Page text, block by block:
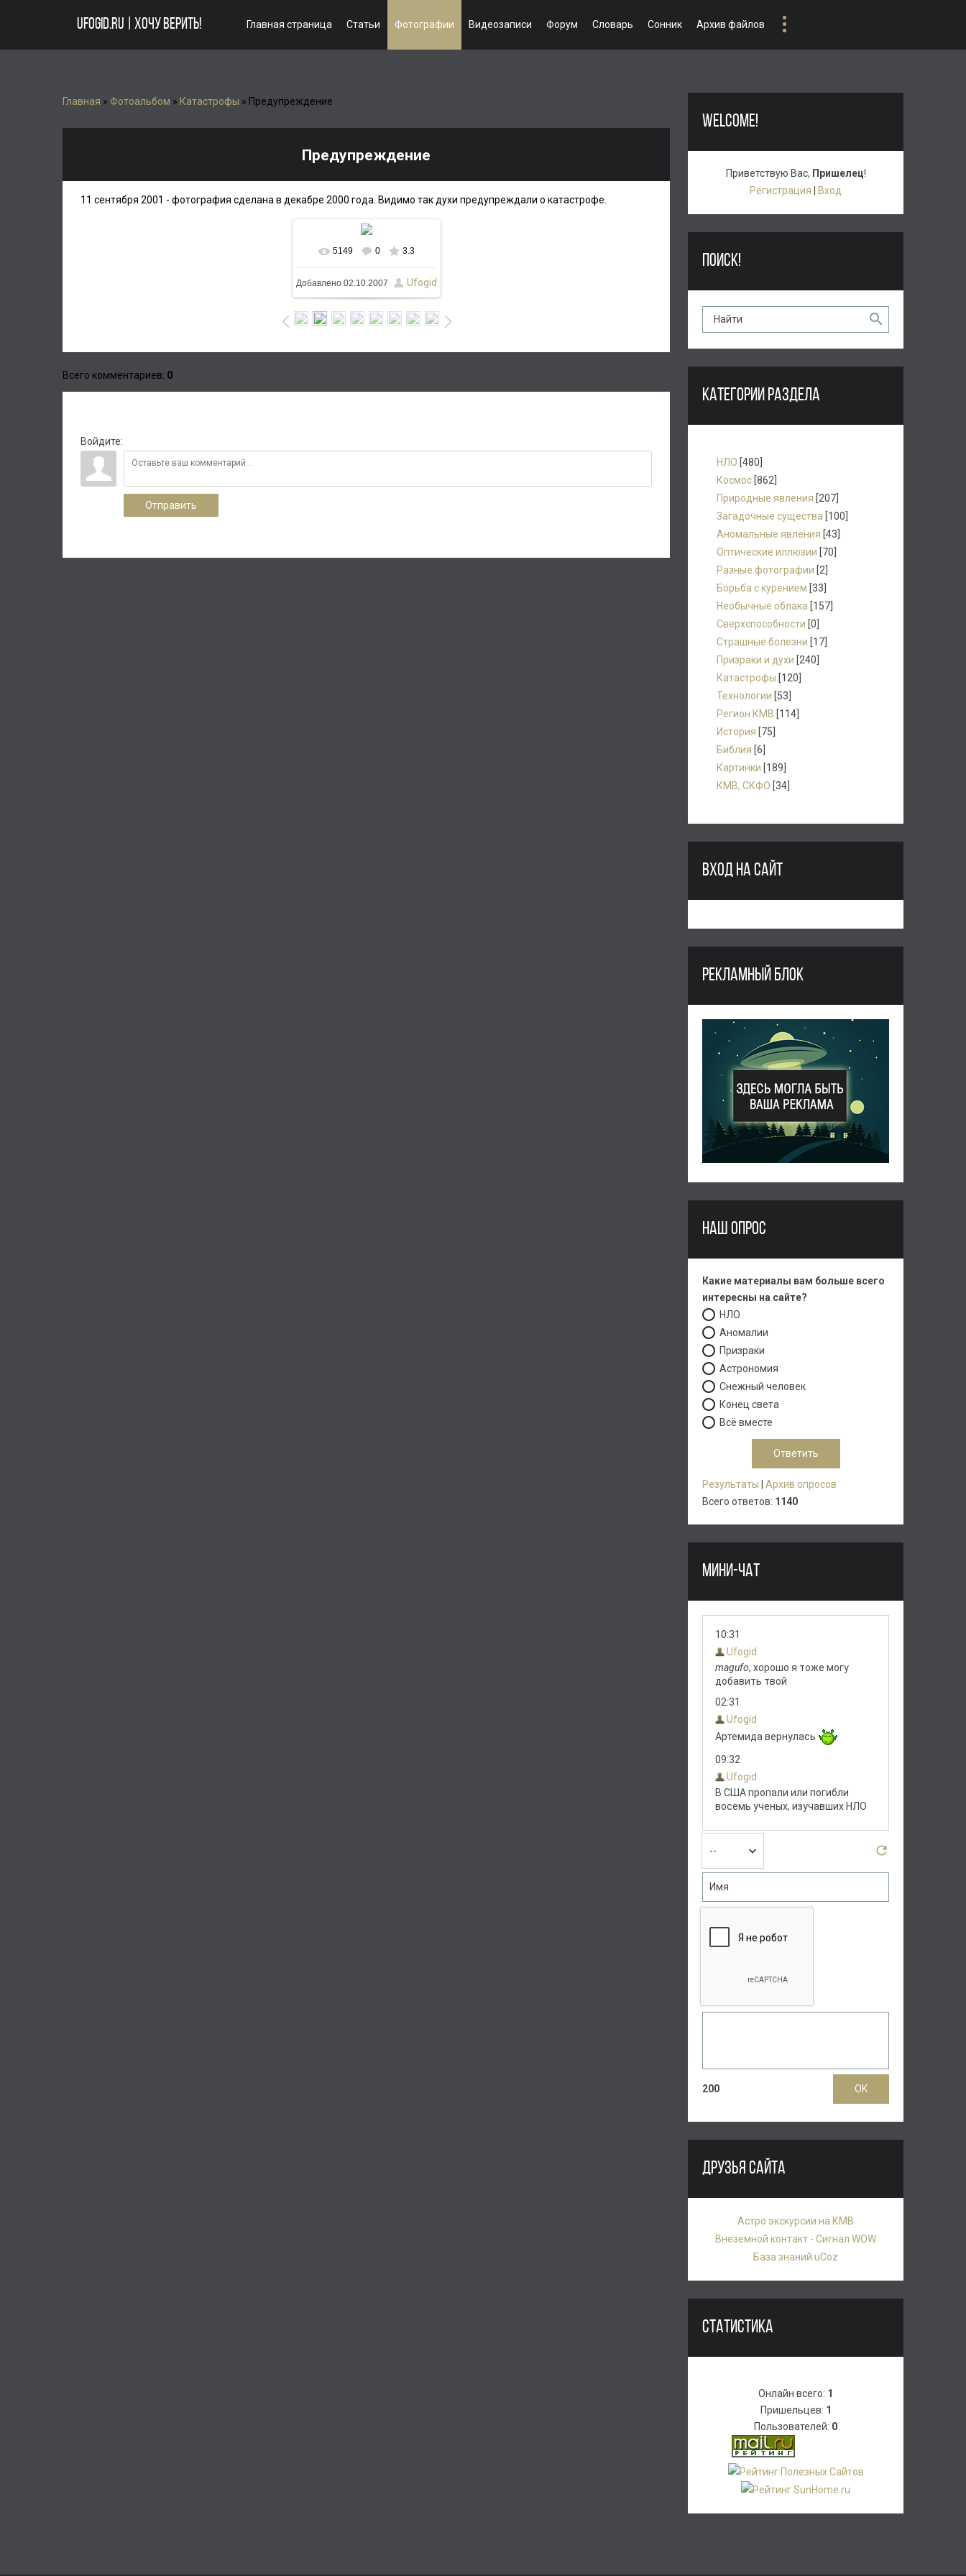
UFOGID.RU | ХОЧУ ВЕРИТЬ! Главная страница Статьи Фотографии Видеозаписи Форум Словарь Сонник Архив файлов
Главная » Фотоальбом » Катастрофы » Предупреждение
Предупреждение
11 сентября 2001 - фотография сделана в декабре 2000 года. Видимо так духи предупреждали о катастрофе.
В реальном размере
525x350/ 33.2Kb
5149 0 3.3
Добавлено02.10.2007 Ufogid
Всего комментариев: 0
Войдите:
Отправить
WELCOME!
Приветствую Вас, Пришелец!
Регистрация
Вход
ПОИСК!
КАТЕГОРИИ РАЗДЕЛА
НЛО [480]
Космос [862]
Природные явления [207]
Загадочные существа [100]
Аномальные явления [43]
Оптические иллюзии [70]
Разные фотографии [2]
Борьба с курением [33]
Необычные облака [157]
Сверхспособности [0]
Страшные болезни [17]
Призраки и духи [240]
Катастрофы [120]
Технологии [53]
Регион КМВ [114]
История [75]
Библия [6]
Картинки [189]
КМВ, СКФО [34]
ВХОД НА САЙТ
РЕКЛАМНЫЙ БЛОК
НАШ ОПРОС
Какие материалы вам больше всего
интересны на сайте?
НЛО
Аномалии
Призраки
Астрономия
Снежный человек
Конец света
Всё вместе
Результаты
Архив опросов
Всего ответов: 1140
МИНИ-ЧАТ
200
ДРУЗЬЯ САЙТА
Астро экскурсии на КМВ
Внеземной контакт - Сигнал WOW
База знаний uCoz
СТАТИСТИКА
Онлайн всего: 1
Пришельцев: 1
Пользователей: 0